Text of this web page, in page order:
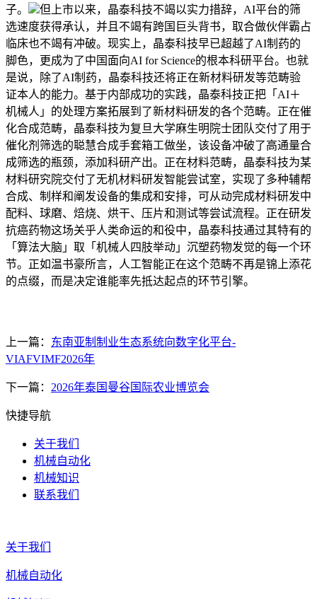
子。
但上市以来，晶泰科技不竭以实力措辞，AI平台的筛
选速度获得承认，并且不竭有跨国巨头背书，取合做伙伴霸占
临床也不竭有冲破。现实上，晶泰科技早已超越了AI制药的
脚色，更成为了中国面向AI for Science的根本科研平台。也就
是说，除了AI制药，晶泰科技还将正在新材料研发等范畴验
证本人的能力。基于内部成功的实践，晶泰科技正把「AI＋
机械人」的处理方案拓展到了新材料研发的各个范畴。正在催
化合成范畴，晶泰科技为复旦大学麻生明院士团队交付了用于
催化剂筛选的聪慧合成手套箱工做坐，该设备冲破了高通量合
成筛选的瓶颈，添加科研产出。正在材料范畴，晶泰科技为某
材料研究院交付了无机材料研发智能尝试室，实现了多种辅帮
合成、制样和阐发设备的集成和安排，可从动完成材料研发中
配料、球磨、焙烧、烘干、压片和测试等尝试流程。正在研发
抗癌药物这场关乎人类命运的和役中，晶泰科技通过其特有的
「算法大脑」取「机械人四肢举动」沉塑药物发觉的每一个环
节。正如温书豪所言，人工智能正在这个范畴不再是锦上添花
的点缀，而是决定谁能率先抵达起点的环节引擎。
上一篇： 东南亚制制业生态系统向数字化平台-
VIAFVIMF2026年
下一篇： 2026年泰国曼谷国际农业博览会
快捷导航
关于我们
机械自动化
机械知识
联系我们
关于我们
机械自动化